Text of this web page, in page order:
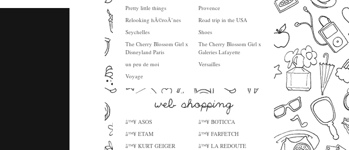
Pretty little things
Provence
Relooking hÃ©roÃ¯nes
Road trip in the USA
Seychelles
Shoes
The Cherry Blossom Girl x
Disneyland Paris
The Cherry Blossom Girl x
Galeries Lafayette
un peu de moi
Versailles
Voyage
â™¥ ASOS
â™¥ BOTICCA
â™¥ ETAM
â™¥ FARFETCH
â™¥ KURT GEIGER
â™¥ LA REDOUTE